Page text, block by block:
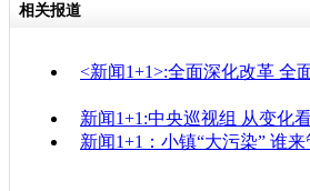
相关报道
<新闻1+1>:全面深化改革 全
新闻1+1:中央巡视组 从变化
新闻1+1：小镇“大污染” 谁来